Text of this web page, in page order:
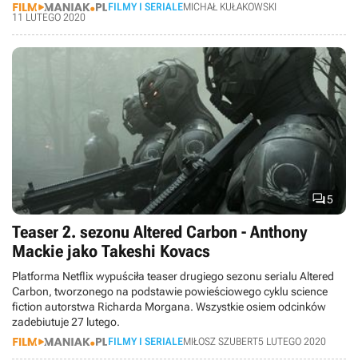
FILMY I SERIALEMICHAŁ KUŁAKOWSKI
11 LUTEGO 2020
5
Teaser 2. sezonu Altered Carbon - Anthony
Mackie jako Takeshi Kovacs
Platforma Netflix wypuściła teaser drugiego sezonu serialu Altered
Carbon, tworzonego na podstawie powieściowego cyklu science
fiction autorstwa Richarda Morgana. Wszystkie osiem odcinków
zadebiutuje 27 lutego.
FILMY I SERIALEMIŁOSZ SZUBERT5 LUTEGO 2020